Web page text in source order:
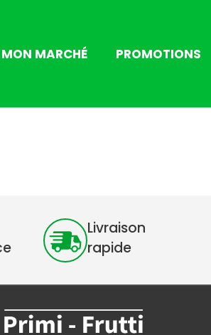
MON MARCHÉ PROMOTIONS
Livraison
rapide